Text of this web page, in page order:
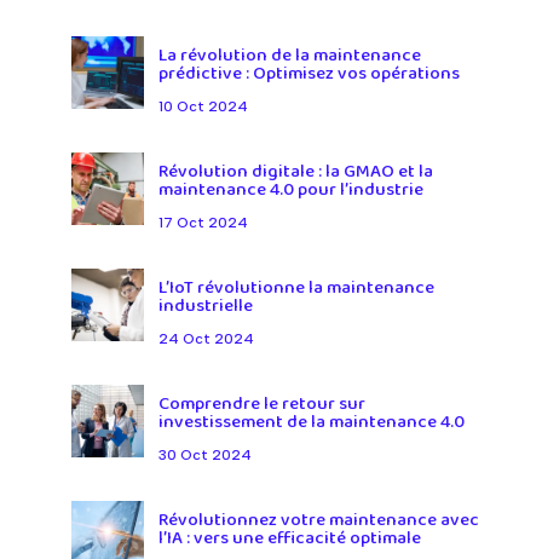
La révolution de la maintenance
prédictive : Optimisez vos opérations
10 Oct 2024
Révolution digitale : la GMAO et la
maintenance 4.0 pour l’industrie
17 Oct 2024
L’IoT révolutionne la maintenance
industrielle
24 Oct 2024
Comprendre le retour sur
investissement de la maintenance 4.0
30 Oct 2024
Révolutionnez votre maintenance avec
l’IA : vers une efficacité optimale